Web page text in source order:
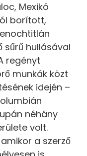
Mexikó
borított,
sűrű hullásával
regényt
munkák közt
idején –
néhány
volt.
a szerző